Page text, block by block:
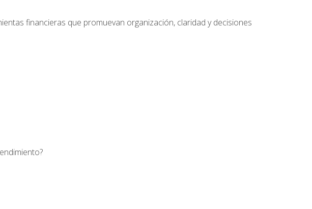
financieras que promuevan organización, claridad y decisiones